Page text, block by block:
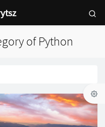
of Python